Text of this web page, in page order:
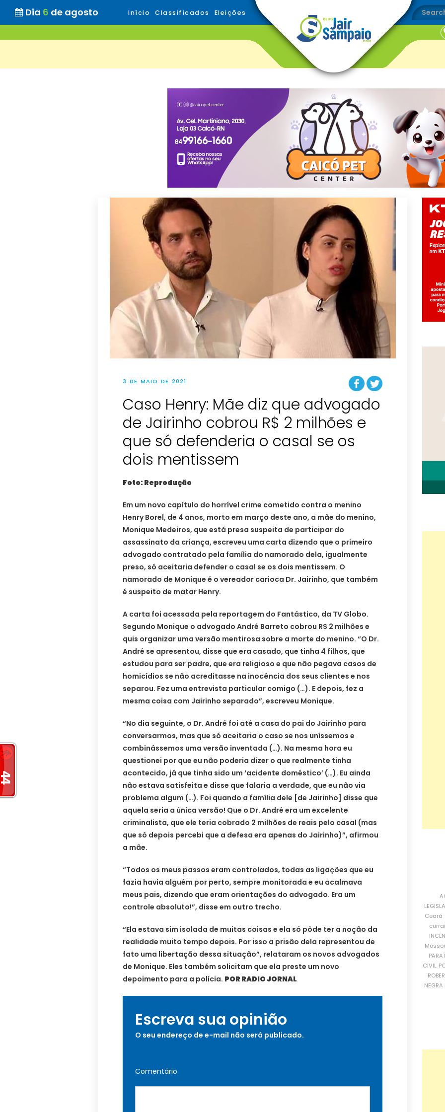
Dia 6 de agosto Início Classificados Eleições
3 DE MAIO DE 2021
Caso Henry: Mãe diz que advogado
de Jairinho cobrou R$ 2 milhões e
que só defenderia o casal se os
dois mentissem
Foto: Reprodução
Em um novo capítulo do horrível crime cometido contra o menino
Henry Borel, de 4 anos, morto em março deste ano, a mãe do menino,
Monique Medeiros, que está presa suspeita de participar do
assassinato da criança, escreveu uma carta dizendo que o primeiro
advogado contratado pela família do namorado dela, igualmente
preso, só aceitaria defender o casal se os dois mentissem. O
namorado de Monique é o vereador carioca Dr. Jairinho, que também
é suspeito de matar Henry.
A carta foi acessada pela reportagem do Fantástico, da TV Globo.
Segundo Monique o advogado André Barreto cobrou R$ 2 milhões e
quis organizar uma versão mentirosa sobre a morte do menino. “O Dr.
André se apresentou, disse que era casado, que tinha 4 filhos, que
estudou para ser padre, que era religioso e que não pegava casos de
homicídios se não acreditasse na inocência dos seus clientes e nos
separou. Fez uma entrevista particular comigo (…). E depois, fez a
mesma coisa com Jairinho separado”, escreveu Monique.
“No dia seguinte, o Dr. André foi até a casa do pai do Jairinho para
conversarmos, mas que só aceitaria o caso se nos uníssemos e
combinássemos uma versão inventada (…). Na mesma hora eu
questionei por que eu não poderia dizer o que realmente tinha
acontecido, já que tinha sido um ‘acidente doméstico’ (…). Eu ainda
não estava satisfeita e disse que falaria a verdade, que eu não via
problema algum (…). Foi quando a família dele [de Jairinho] disse que
aquela seria a única versão! Que o Dr. André era um excelente
criminalista, que ele teria cobrado 2 milhões de reais pelo casal (mas
que só depois percebi que a defesa era apenas do Jairinho)”, afirmou
a mãe.
“Todos os meus passos eram controlados, todas as ligações que eu
fazia havia alguém por perto, sempre monitorada e eu acalmava
meus pais, dizendo que eram orientações do advogado. Era um
controle absoluto!”, disse em outro trecho.
“Ela estava sim isolada de muitas coisas e ela só pôde ter a noção da
realidade muito tempo depois. Por isso a prisão dela representou de
fato uma libertação dessa situação”, relataram os novos advogados
de Monique. Eles também solicitam que ela preste um novo
depoimento para a polícia. POR RADIO JORNAL
Escreva sua opinião
O seu endereço de e-mail não será publicado.
Comentário
Ceará
CIVIL
NEGRA